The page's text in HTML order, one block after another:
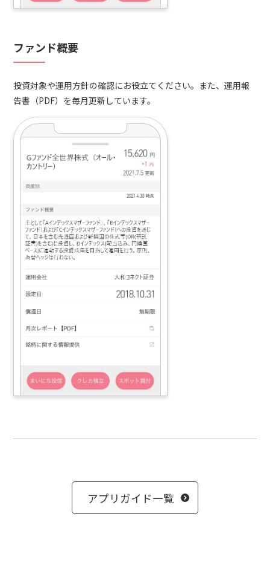
ファンド概要
投資対象や運用方針の確認にお役立てください。また、運用報
告書（PDF）を毎月更新しています。
アプリガイド一覧